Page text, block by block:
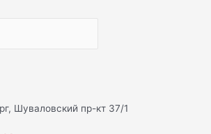
Шуваловский пр-кт 37/1